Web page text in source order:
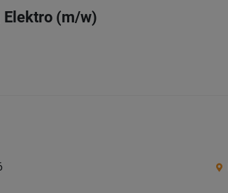
Elektro (m/w)